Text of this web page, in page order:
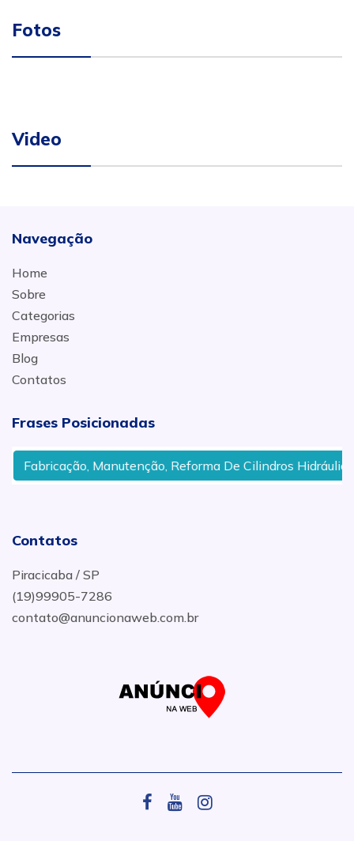
Fotos
Video
Navegação
Home
Sobre
Categorias
Empresas
Blog
Contatos
Frases Posicionadas
Fabricação, Manutenção, Reforma De Cilindros Hidráulicos
Contatos
Piracicaba / SP
(19)99905-7286
contato@anuncionaweb.com.br